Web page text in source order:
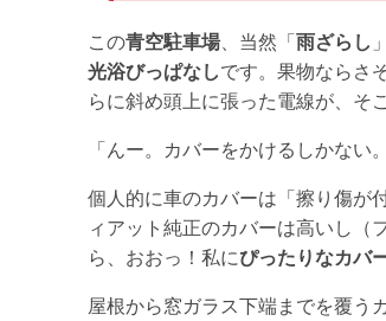
この青空駐車場、当然「 雨ざらし
光浴びっぱなしです。果物ならさ
らに斜め頭上に張った電線が、そ
「んー。カバーをかけるしかない。
個人的に車のカバーは「擦り傷が
ィアット純正のカバーは高いし（
ら、おおっ！私にぴったりなカバ
屋根から窓ガラス下端までを覆う